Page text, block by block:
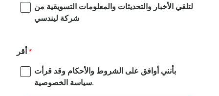
لتلقي الأخبار والتحديثات والمعلومات التسويقية من
شركة ليندسي
أقر
بأنني أوافق على الشروط والأحكام وقد قرأت
سياسة الخصوصية.